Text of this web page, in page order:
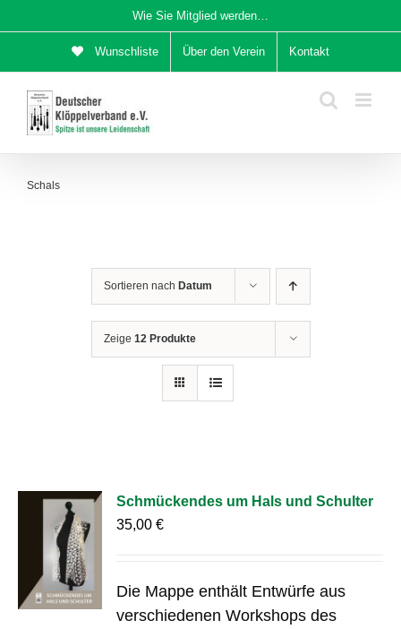
Inhalt
Wie Sie Mitglied werden…
Wunschliste Über den Verein Kontakt
Schals
Sortieren nach Datum
Zeige 12 Produkte
Schmückendes um Hals und Schulter
35,00€
Die Mappe enthält Entwürfe aus
verschiedenen Workshops des